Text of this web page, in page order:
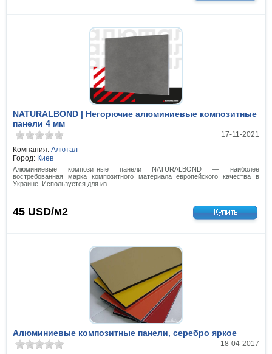
NATURALBOND | Негорючие алюминиевые композитные
панели 4 мм
17-11-2021
Компания: Алютал
Город: Киев
Алюминиевые композитные панели NATURALBOND — наиболее
востребованная марка композитного материала европейского качества в
Украине. Используется для из…
45 USD/м2
Алюминиевые композитные панели, серебро яркое
18-04-2017